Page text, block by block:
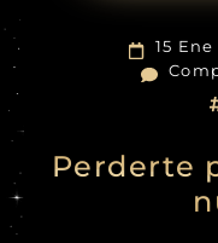
15 Ene
Perderte